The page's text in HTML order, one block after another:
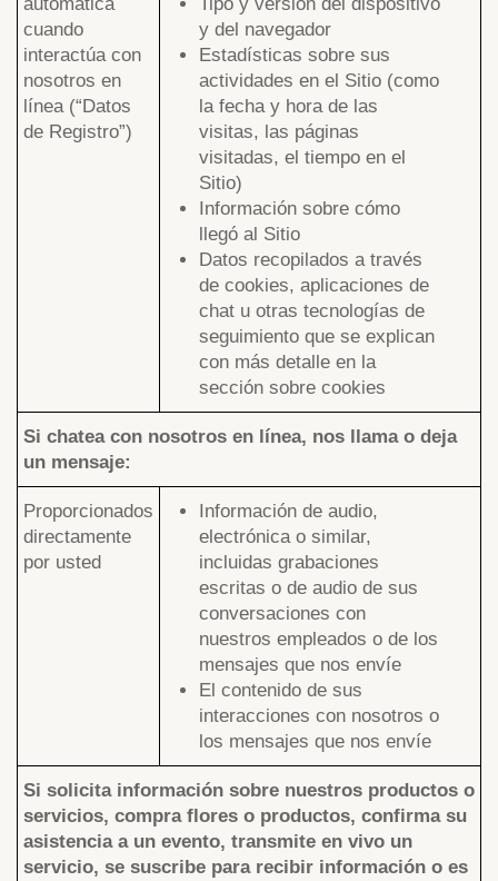
automática
cuando
interactúa con
nosotros en
línea (“Datos
de Registro”)
Tipo y versión del dispositivo
y del navegador
Estadísticas sobre sus
actividades en el Sitio (como
la fecha y hora de las
visitas, las páginas
visitadas, el tiempo en el
Sitio)
Información sobre cómo
llegó al Sitio
Datos recopilados a través
de cookies, aplicaciones de
chat u otras tecnologías de
seguimiento que se explican
con más detalle en la
sección sobre cookies
Si chatea con nosotros en línea, nos llama o deja
un mensaje:
Proporcionados
directamente
por usted
Información de audio,
electrónica o similar,
incluidas grabaciones
escritas o de audio de sus
conversaciones con
nuestros empleados o de los
mensajes que nos envíe
El contenido de sus
interacciones con nosotros o
los mensajes que nos envíe
Si solicita información sobre nuestros productos o
servicios, compra flores o productos, confirma su
asistencia a un evento, transmite en vivo un
servicio, se suscribe para recibir información o es